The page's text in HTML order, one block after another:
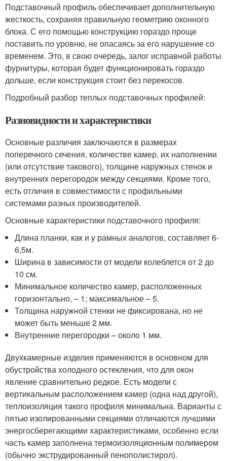
Подставочный профиль обеспечивает дополнительную
жесткость, сохраняя правильную геометрию оконного
блока. С его помощью конструкцию гораздо проще
поставить по уровню, не опасаясь за его нарушение со
временем. Это, в свою очередь, залог исправной работы
фурнитуры, которая будет функционировать гораздо
дольше, если конструкция стоит без перекосов.
Подробный разбор теплых подставочных профилей:
Разновидности и характеристики
Основные различия заключаются в размерах
поперечного сечения, количестве камер, их наполнении
(или отсутствие такового), толщине наружных стенок и
внутренних перегородок между секциями. Кроме того,
есть отличия в совместимости с профильными
системами разных производителей.
Основные характеристики подставочного профиля:
Длина планки, как и у рамных аналогов, составляет 6-
6,5м.
Ширина в зависимости от модели колеблется от 2 до
10 см.
Минимальное количество камер, расположенных
горизонтально, – 1; максимальное – 5.
Толщина наружной стенки не фиксирована, но не
может быть меньше 2 мм.
Внутренние перегородки – около 1 мм.
Двухкамерные изделия применяются в основном для
обустройства холодного остекления, что для окон
явление сравнительно редкое. Есть модели с
вертикальным расположением камер (одна над другой),
теплоизоляция такого профиля минимальна. Варианты с
пятью изолированными секциями отличаются лучшими
энергосберегающими характеристиками, особенно если
часть камер заполнена термоизоляционным полимером
(обычно экструдированный пенополистирол).